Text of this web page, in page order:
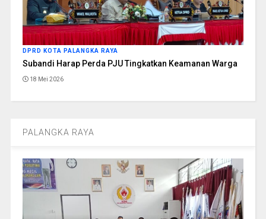
DPRD KOTA PALANGKA RAYA
Subandi Harap Perda PJU Tingkatkan Keamanan Warga
18 Mei 2026
PALANGKA RAYA